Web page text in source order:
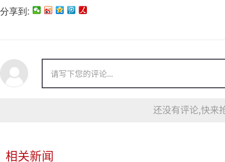
分享到:
还没有评论,快来
相关新闻